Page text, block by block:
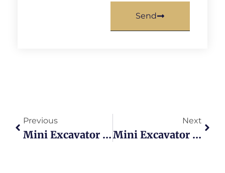
Send
Previous
Mini Excavator SDLG 5 Keunggulan Yang Bikin Proyek Anda Lebih Cepat Dan Hemat
Next
Mini Excavator Hidromek Review Jujur Efisiensi Bahan Bakar Dan 6 Tips Kunci Operasi